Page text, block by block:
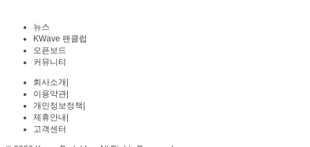
뉴스
KWave 팬클럽
오픈보드
커뮤니티
회사소개
이용약관
개인정보정책
제휴안내
고객센터